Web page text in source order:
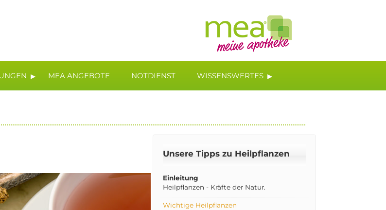
▸ MEA ANGEBOTE NOTDIENST WISSENSWERTES ▸
Unsere Tipps zu Heilpflanzen
Einleitung
Heilpflanzen - Kräfte der Natur.
Wichtige Heilpflanzen